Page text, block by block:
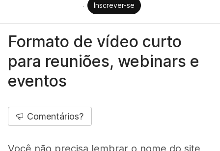
Inscrever-se
Formato de vídeo curto
para reuniões, webinars e
eventos
Comentários?
Você não precisa lembrar o nome do site